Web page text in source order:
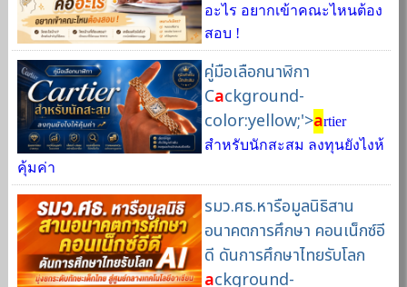
อะไร อยากเข้าคณะไหนต้อง
สอบ !
คู่มือเลือกนาฬิกา
Cackground-
color:yellow;'>artier
สำหรับนักสะสม ลงทุนยังไงห้
คุ้มค่า
รมว.ศธ.หารือมูลนิธิสาน
อนาคตการศึกษา คอนเน็กซ์อี
ดี ดันการศึกษาไทยรับโลก
ackground-